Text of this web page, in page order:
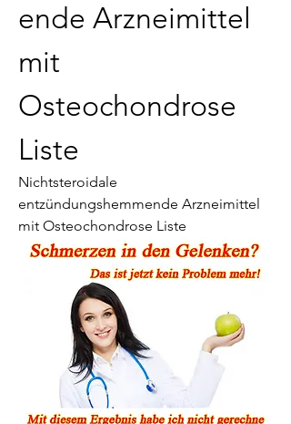
ende Arzneimittel
mit
Osteochondrose
Liste
Nichtsteroidale
entzündungshemmende Arzneimittel
mit Osteochondrose Liste